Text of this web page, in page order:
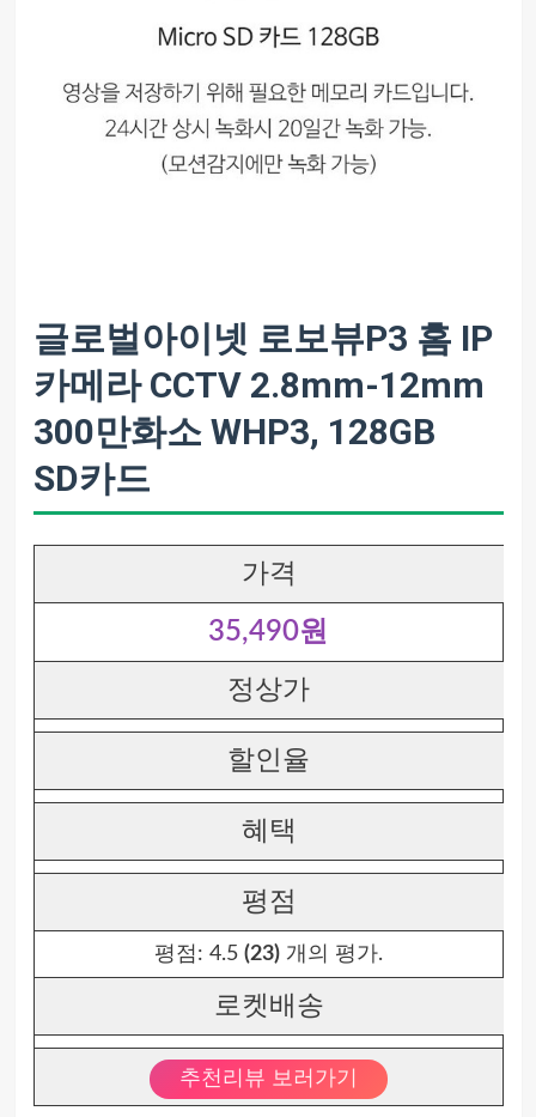
글로벌아이넷 로보뷰P3 홈 IP
카메라 CCTV 2.8mm-12mm
300만화소 WHP3, 128GB
SD카드
가격
35,490원
정상가
할인율
혜택
평점
평점: 4.5 (23)개의 평가.
로켓배송
추천리뷰 보러가기